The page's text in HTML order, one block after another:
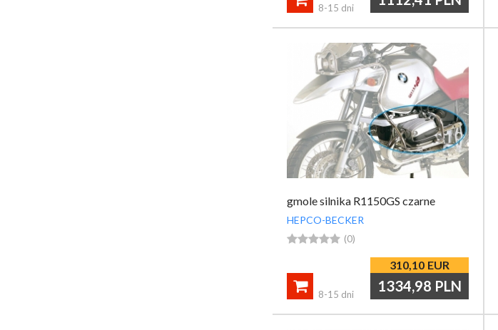
8-15 dni
gmole silnika R1150GS czarne
HEPCO-BECKER
 (0)
310,10 EUR
1334,98 PLN

8-15 dni